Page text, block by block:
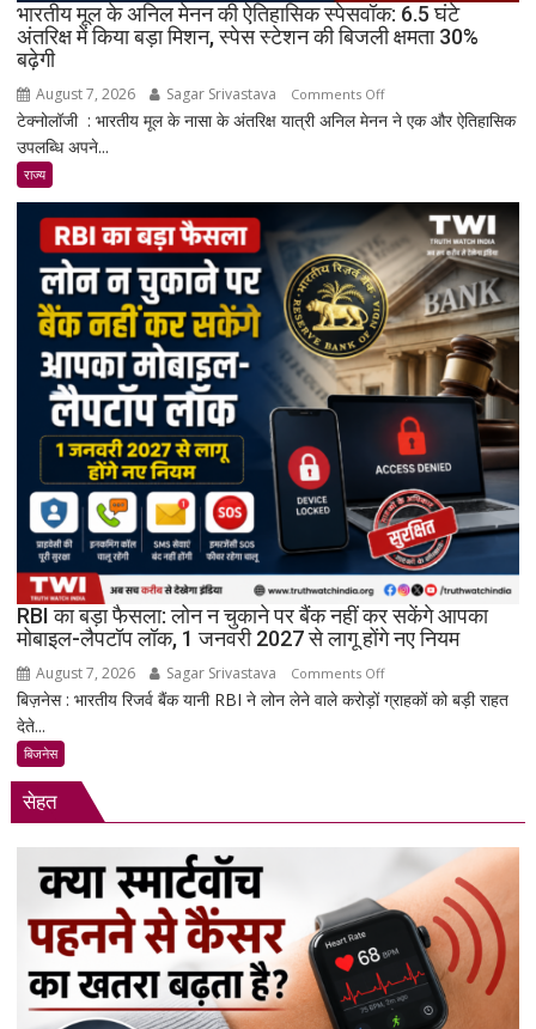
के
साथ
रेंज
में
भारतीय मूल के अनिल मेनन की ऐतिहासिक स्पेसवॉक: 6.5 घंटे
अंतरिक्ष में किया बड़ा मिशन, स्पेस स्टेशन की बिजली क्षमता 30%
बढ़ेगी
August 7, 2026 Sagar Srivastava Comments Offon
भारतीय
अनिल
मेनन
की
ऐतिहासिक
स्पेसवॉक:
6.5
घंटे
अंतरिक्ष
किया
बड़ा
मिशन,
स्पेस
स्टेशन
की
बिजली
क्षमता
30%
बढ़ेगी
टेक्नोलॉजी : भारतीय मूल के नासा के अंतरिक्ष यात्री अनिल मेनन ने एक और ऐतिहासिक
उपलब्धि अपने...
राज्य
RBI का बड़ा फैसला: लोन न चुकाने पर बैंक नहीं कर सकेंगे आपका
मोबाइल-लैपटॉप लॉक, 1 जनवरी 2027 से लागू होंगे नए नियम
August 7, 2026 Sagar Srivastava Comments Offon
RBI
बैंक
कर
सकेंगे
आपका
बिज़नेस : भारतीय रिजर्व बैंक यानी RBI ने लोन लेने वाले करोड़ों ग्राहकों को बड़ी राहत
देते...
बिजनेस
सेहत